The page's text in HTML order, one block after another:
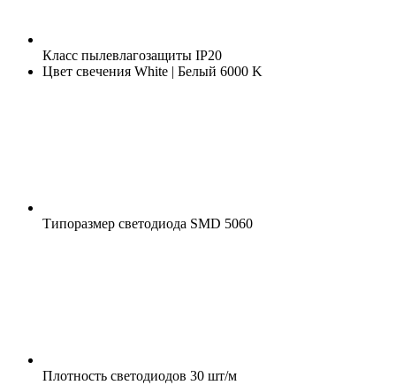
Класс пылевлагозащиты IP20
Цвет свечения White | Белый 6000 K
Типоразмер светодиода SMD 5060
Плотность светодиодов 30 шт/м